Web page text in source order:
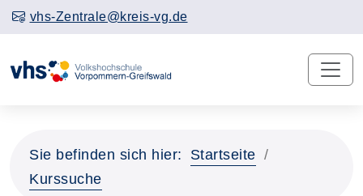
vhs-Zentrale@kreis-vg.de
Sie befinden sich hier:
Startseite
Kurssuche